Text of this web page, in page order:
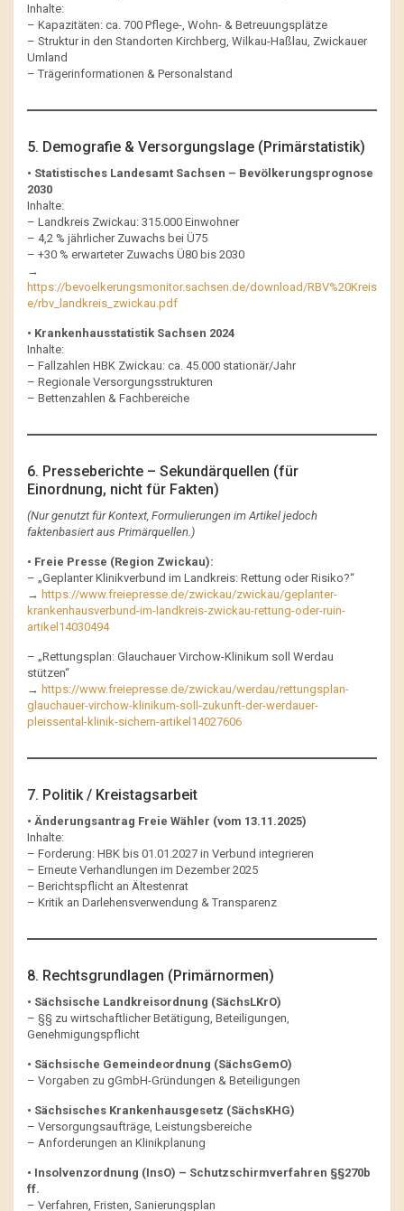
Inhalte:
– Kapazitäten: ca. 700 Pflege-, Wohn- & Betreuungsplätze
– Struktur in den Standorten Kirchberg, Wilkau-Haßlau, Zwickauer
Umland
– Trägerinformationen & Personalstand
5. Demografie & Versorgungslage (Primärstatistik)
• Statistisches Landesamt Sachsen – Bevölkerungsprognose
2030
Inhalte:
– Landkreis Zwickau: 315.000 Einwohner
– 4,2 % jährlicher Zuwachs bei Ü75
– +30 % erwarteter Zuwachs Ü80 bis 2030
→
https://bevoelkerungsmonitor.sachsen.de/download/RBV%20Kreis
e/rbv_landkreis_zwickau.pdf
• Krankenhausstatistik Sachsen 2024
Inhalte:
– Fallzahlen HBK Zwickau: ca. 45.000 stationär/Jahr
– Regionale Versorgungsstrukturen
– Bettenzahlen & Fachbereiche
6. Presseberichte – Sekundärquellen (für
Einordnung, nicht für Fakten)
(Nur genutzt für Kontext, Formulierungen im Artikel jedoch
faktenbasiert aus Primärquellen.)
• Freie Presse (Region Zwickau):
– „Geplanter Klinikverbund im Landkreis: Rettung oder Risiko?“
→ https://www.freiepresse.de/zwickau/zwickau/geplanter-
krankenhausverbund-im-landkreis-zwickau-rettung-oder-ruin-
artikel14030494
– „Rettungsplan: Glauchauer Virchow-Klinikum soll Werdau
stützen“
→ https://www.freiepresse.de/zwickau/werdau/rettungsplan-
glauchauer-virchow-klinikum-soll-zukunft-der-werdauer-
pleissental-klinik-sichern-artikel14027606
7. Politik / Kreistagsarbeit
• Änderungsantrag Freie Wähler (vom 13.11.2025)
Inhalte:
– Forderung: HBK bis 01.01.2027 in Verbund integrieren
– Erneute Verhandlungen im Dezember 2025
– Berichtspflicht an Ältestenrat
– Kritik an Darlehensverwendung & Transparenz
8. Rechtsgrundlagen (Primärnormen)
• Sächsische Landkreisordnung (SächsLKrO)
– §§ zu wirtschaftlicher Betätigung, Beteiligungen,
Genehmigungspflicht
• Sächsische Gemeindeordnung (SächsGemO)
– Vorgaben zu gGmbH-Gründungen & Beteiligungen
• Sächsisches Krankenhausgesetz (SächsKHG)
– Versorgungsaufträge, Leistungsbereiche
– Anforderungen an Klinikplanung
• Insolvenzordnung (InsO) – Schutzschirmverfahren §§270b
ff.
– Verfahren, Fristen, Sanierungsplan